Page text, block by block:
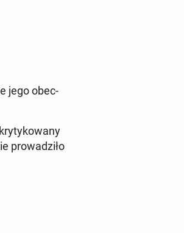
jego obec­
pro­wa­dzi­ło